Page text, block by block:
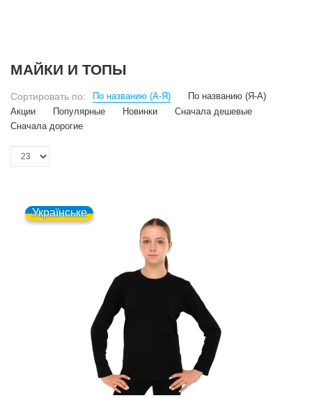
МАЙКИ И ТОПЫ
Сортировать по: По названию (А-Я)
По названию (Я-А)
Акции
Популярные Новинки
Сначала дешевые
Сначала дорогие
Українське